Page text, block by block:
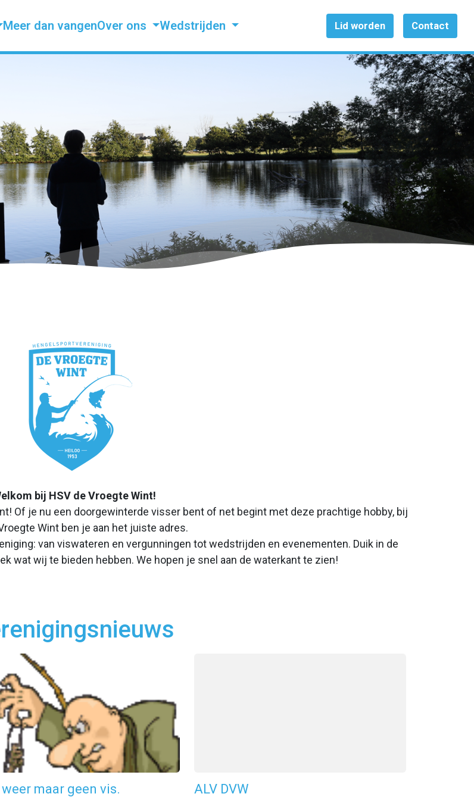
Meer dan vangenOver ons Wedstrijden Lid worden Contact
bij HSV de Vroegte Wint!
Of je nu een doorgewinterde visser bent of net begint met deze prachtige hobby, bij
Wint ben je aan het juiste adres.
van viswateren en vergunningen tot wedstrijden en evenementen. Duik in de
wat wij te bieden hebben. We hopen je snel aan de waterkant te zien!
maar geen vis. ALV DVW